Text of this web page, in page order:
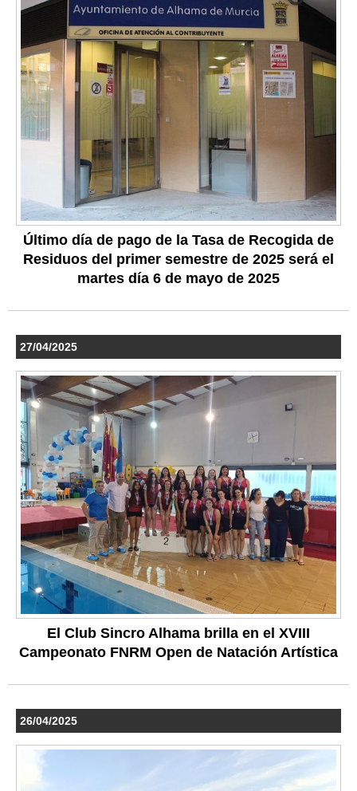
Último día de pago de la Tasa de Recogida de
Residuos del primer semestre de 2025 será el
martes día 6 de mayo de 2025
27/04/2025
El Club Sincro Alhama brilla en el XVIII
Campeonato FNRM Open de Natación Artística
26/04/2025